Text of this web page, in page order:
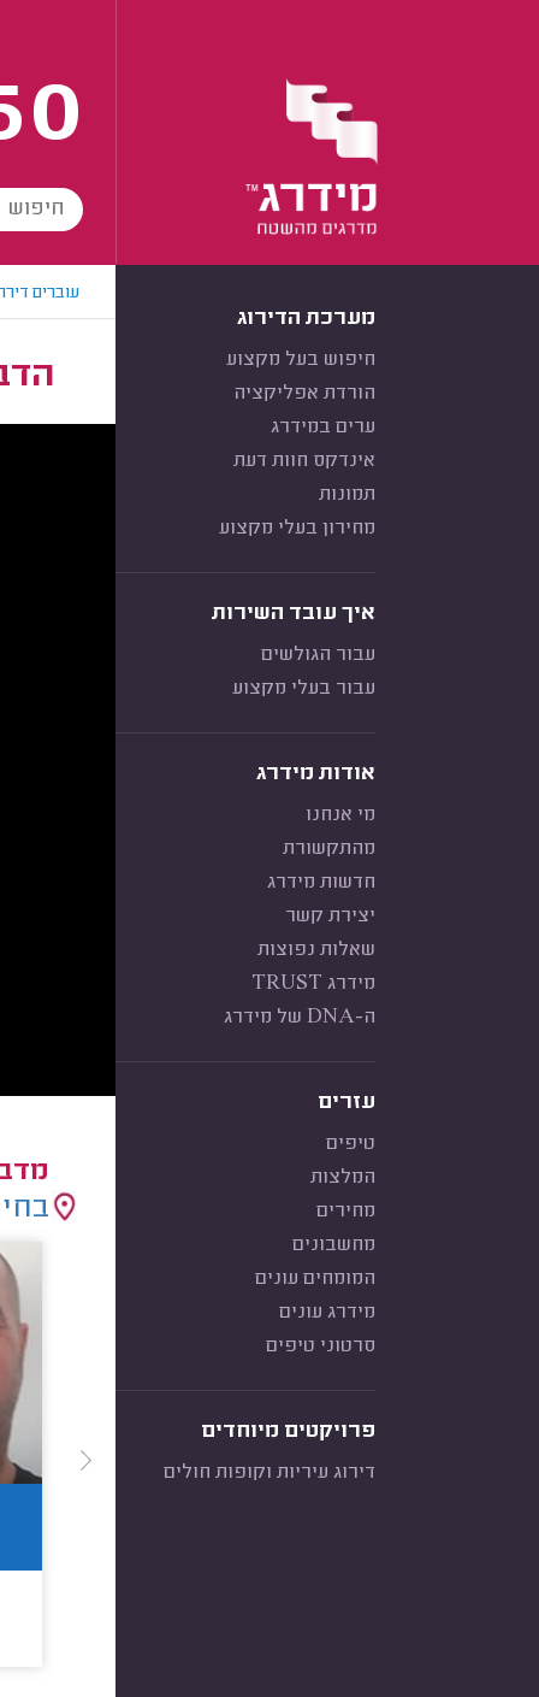
מערכת הדירוג
חיפוש בעל מקצוע
הורדת אפליקציה
ערים במידרג
אינדקס חוות דעת
תמונות
מחירון בעלי מקצוע
איך עובד השירות
עבור הגולשים
עבור בעלי מקצוע
אודות מידרג
מי אנחנו
מהתקשורת
חדשות מידרג
יצירת קשר
שאלות נפוצות
מידרג TRUST
ה-DNA של מידרג
עזרים
טיפים
המלצות
מחירים
מחשבונים
המומחים עונים
מידרג עונים
סרטוני טיפים
פרויקטים מיוחדים
דירוג עיריות וקופות חולים
עוברים